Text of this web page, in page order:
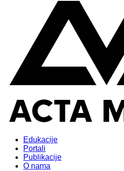
Edukacije
Portali
Publikacije
O nama